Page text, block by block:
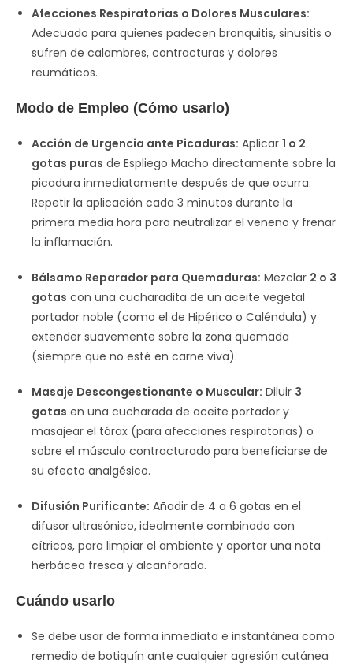
Afecciones Respiratorias o Dolores Musculares:
Adecuado para quienes padecen bronquitis, sinusitis o
sufren de calambres, contracturas y dolores
reumáticos.
Modo de Empleo (Cómo usarlo)
Acción de Urgencia ante Picaduras: Aplicar 1 o 2
gotas puras de Espliego Macho directamente sobre la
picadura inmediatamente después de que ocurra.
Repetir la aplicación cada 3 minutos durante la
primera media hora para neutralizar el veneno y frenar
la inflamación.
Bálsamo Reparador para Quemaduras: Mezclar 2 o 3
gotas con una cucharadita de un aceite vegetal
portador noble (como el de Hipérico o Caléndula) y
extender suavemente sobre la zona quemada
(siempre que no esté en carne viva).
Masaje Descongestionante o Muscular: Diluir 3
gotas en una cucharada de aceite portador y
masajear el tórax (para afecciones respiratorias) o
sobre el músculo contracturado para beneficiarse de
su efecto analgésico.
Difusión Purificante: Añadir de 4 a 6 gotas en el
difusor ultrasónico, idealmente combinado con
cítricos, para limpiar el ambiente y aportar una nota
herbácea fresca y alcanforada.
Cuándo usarlo
Se debe usar de forma inmediata e instantánea como
remedio de botiquín ante cualquier agresión cutánea